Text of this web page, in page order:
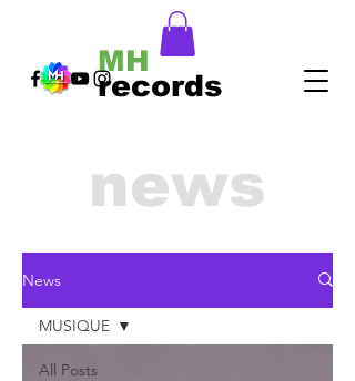
records
MH
news
News
All Posts
MUSIQUE